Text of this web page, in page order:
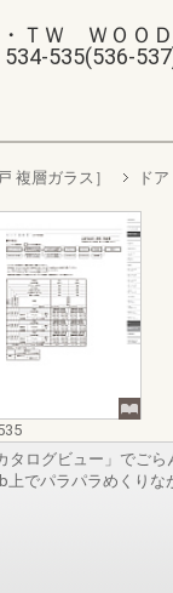
・ＴＷ ＷＯＯ
534-535(536-
複層ガラス］ ドア
タログビュー」でごら
上でパラパラめくりな